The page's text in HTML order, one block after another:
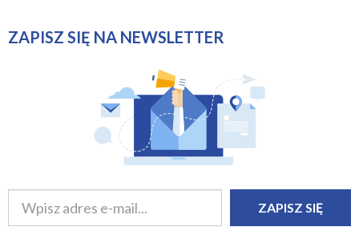
ZAPISZ SIĘ NA NEWSLETTER
ZAPISZ SIĘ